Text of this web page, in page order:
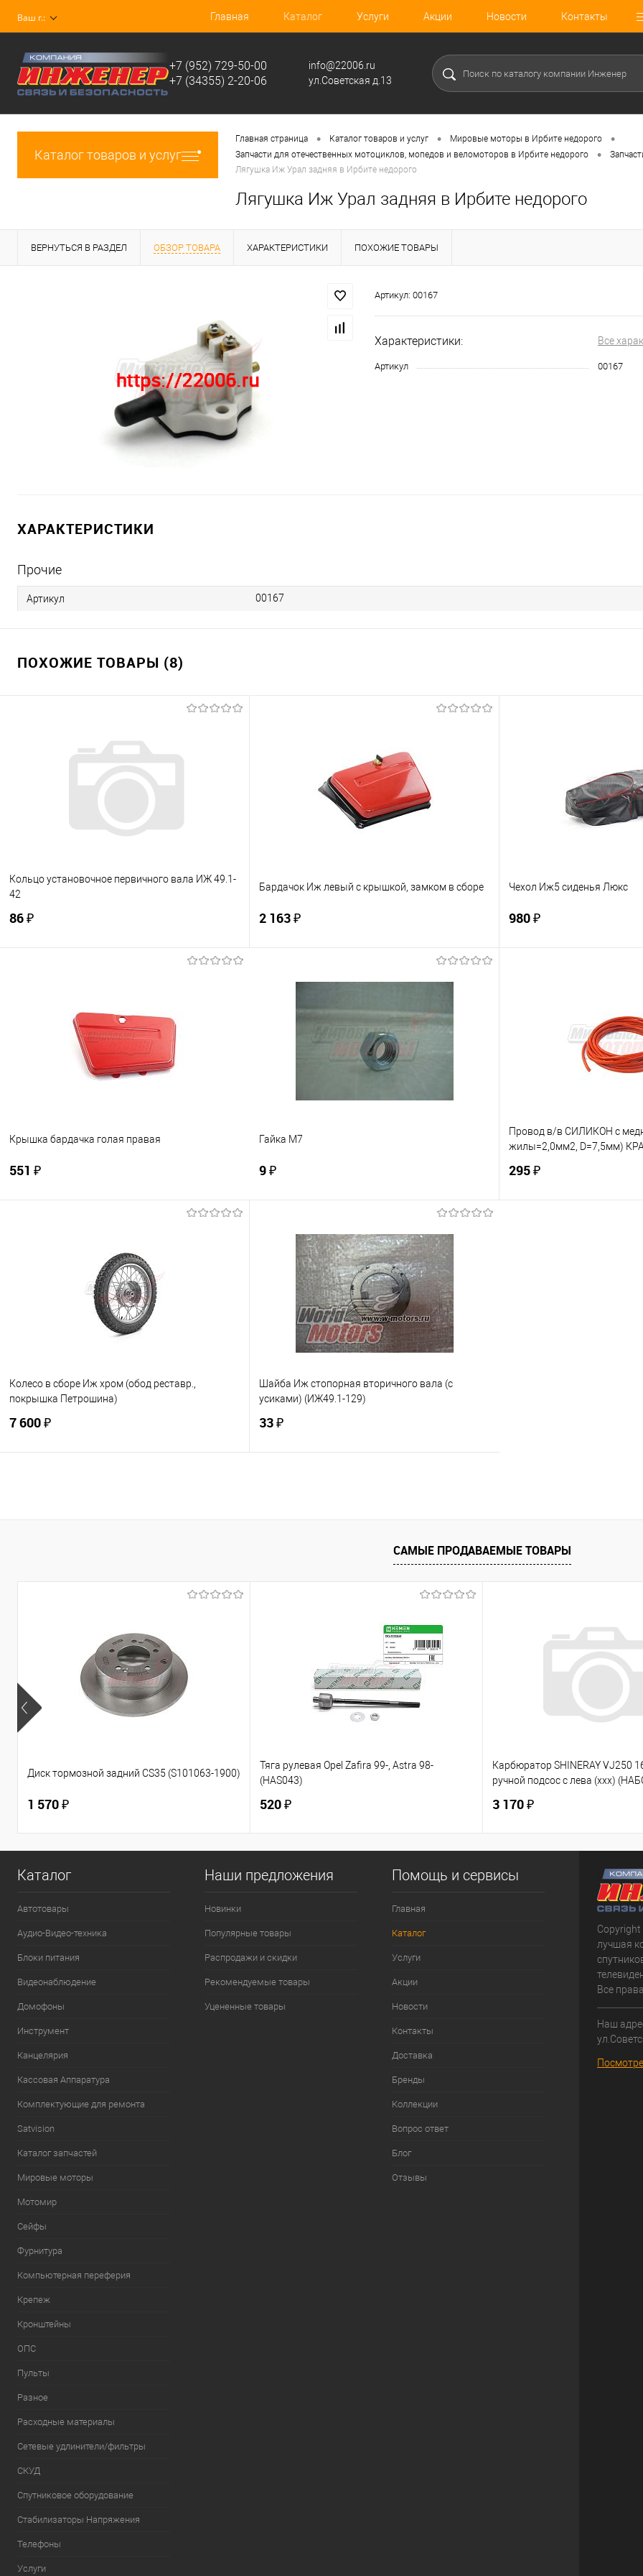
Ваш г.: Главная Каталог Услуги Акции Новости Контакты
+7 (952) 729-50-00
+7 (34355) 2-20-06
info@22006.ru
ул.Советская д.13
Каталог товаров и услуг
Главная страница • Каталог товаров и услуг • Мировые моторы в Ирбите недорого •
Запчасти для отечественных мотоциклов, мопедов и веломоторов в Ирбите недорого •
Лягушка Иж Урал задняя в Ирбите недорого
Лягушка Иж Урал задняя в Ирбите недорого
ВЕРНУТЬСЯ В РАЗДЕЛ ОБЗОР ТОВАРА ХАРАКТЕРИСТИКИ ПОХОЖИЕ ТОВАРЫ
Артикул: 00167
Характеристики: Все
Артикул 00167
ХАРАКТЕРИСТИКИ
Прочие
Артикул 00167
ПОХОЖИЕ ТОВАРЫ (8)
Кольцо установочное первичного вала ИЖ 49.1-
42
86 ₽
Купить в 1 клик
К сравнению
В наличии
Бардачок Иж левый с крышкой, замком в сборе
2 163 ₽
Купить в 1 клик
К сравнению
В избранное
В наличии
Чехол Иж5 сиденья Люкс
980 ₽
В избранное
Крышка бардачка голая правая
551 ₽
К сравнению
В наличии
Гайка М7
9 ₽
Купить в 1 клик
К сравнению
В избранное
В наличии
Провод в/в СИЛИКОН с
жилы=2,0мм2, D=7,5мм)
295 ₽
Колесо в сборе Иж хром (обод реставр.,
покрышка Петрошина)
7 600 ₽
Купить в 1 клик
К сравнению
Шайба Иж стопорная вторичного вала (с
усиками) (ИЖ49.1-129)
33 ₽
Купить в 1 клик
К сравнению
В наличии
САМЫЕ ПРОДАВАЕМЫЕ ТОВАРЫ
Диск тормозной задний CS35 (S101063-1900)
1 570 ₽
Тяга рулевая Opel Zafira 99-, Astra 98-
(HAS043)
520 ₽
Карбюратор SHINERAY VJ250
ручной подсос с лева (ххх)
3 170 ₽
Каталог
Автотовары
Аудио-Видео-техника
Блоки питания
Видеонаблюдение
Домофоны
Инструмент
Канцелярия
Кассовая Аппаратура
Комплектующие для ремонта
Satvision
Каталог запчастей
Мировые моторы
Мотомир
Сейфы
Фурнитура
Компьютерная переферия
Крепеж
Кронштейны
ОПС
Пульты
Разное
Расходные материалы
Сетевые удлинители/фильтры
СКУД
Спутниковое оборудование
Стабилизаторы Напряжения
Телефоны
Услуги
Наши предложения
Новинки
Популярные товары
Распродажи и скидки
Рекомендуемые товары
Уцененные товары
Помощь и сервисы
Главная
Каталог
Услуги
Акции
Новости
Контакты
Доставка
Бренды
Коллекции
Вопрос ответ
Блог
Отзывы
лучшая
Все
Наш